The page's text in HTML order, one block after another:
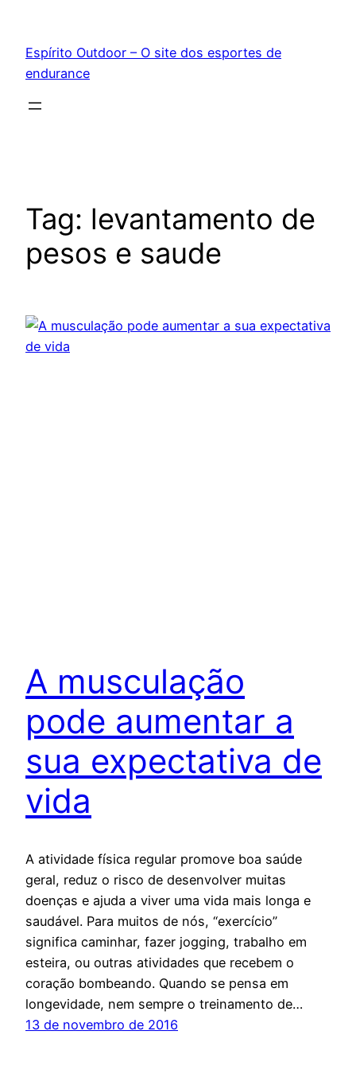
conteúdo
Espírito Outdoor – O site dos esportes de
endurance
Tag: levantamento de
pesos e saude
A musculação
pode aumentar a
sua expectativa de
vida
A atividade física regular promove boa saúde
geral, reduz o risco de desenvolver muitas
doenças e ajuda a viver uma vida mais longa e
saudável. Para muitos de nós, “exercício”
significa caminhar, fazer jogging, trabalho em
esteira, ou outras atividades que recebem o
coração bombeando. Quando se pensa em
longevidade, nem sempre o treinamento de…
13 de novembro de 2016